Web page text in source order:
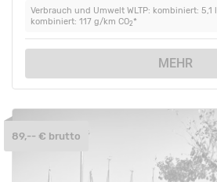
Verbrauch und Umwelt WLTP: kombiniert: 5,1
kombiniert: 117 g/km CO2*
MEHR
89,-- € brutto